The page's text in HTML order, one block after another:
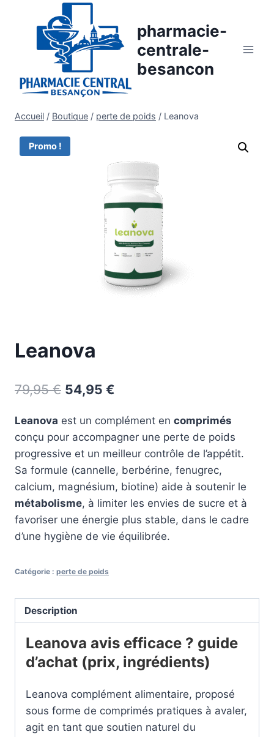
pharmacie-
centrale-
besancon
Accueil / Boutique / perte de poids / Leanova
Promo !
Leanova
79,95€ Le
initial
était :
79,95 €.
54,95 €
actuel
est :
54,95 €.
Leanova est un complément en comprimés
conçu pour accompagner une perte de poids
progressive et un meilleur contrôle de l’appétit.
Sa formule (cannelle, berbérine, fenugrec,
calcium, magnésium, biotine) aide à soutenir le
métabolisme, à limiter les envies de sucre et à
favoriser une énergie plus stable, dans le cadre
d’une hygiène de vie équilibrée.
Catégorie : perte de poids
Description
Leanova avis efficace ? guide
d’achat (prix, ingrédients)
Leanova complément alimentaire, proposé
sous forme de comprimés pratiques à avaler,
agit en tant que soutien naturel du